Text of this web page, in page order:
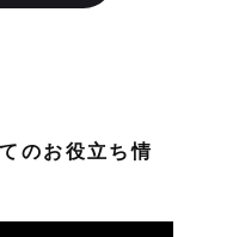
のお役立ち情